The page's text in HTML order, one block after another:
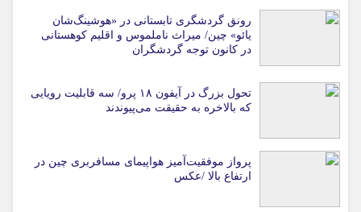
رونق گردشگری تابستانی در «هوشینگ‌شان
یائو» چین/ میراث ناملموس و اقلیم کوهستانی
در کانون توجه گردشگران
تحول بزرگ در آیفون ۱۸ پرو/ سه قابلیت رویایی
که بالاخره به حقیقت می‌پیوندند
پرواز موفقیت‌آمیز هواپیمای مسافربری چین در
ارتفاع بالا /عکس